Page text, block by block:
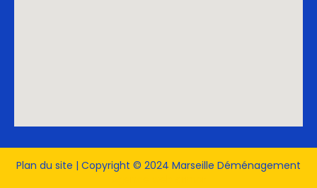
Plan du site | Copyright © 2024 Marseille Déménagement